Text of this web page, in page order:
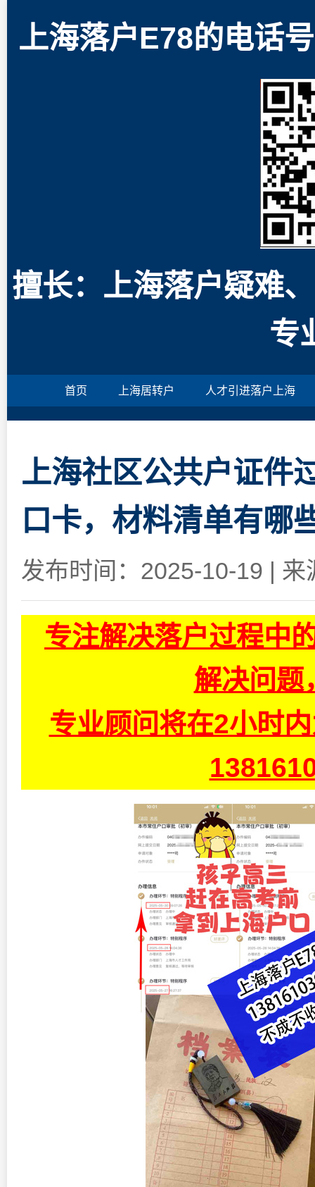
上海落户E78的电话
擅长：上海落户疑难
专
首页 上海居转户 人才引进落户上海
上海社区公共户证件
口卡，材料清单有哪
发布时间：2025-10-19 | 来
专注解决落户过程中
解决问题
专业顾问将在2小时